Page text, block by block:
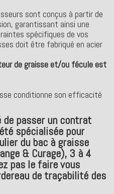
sont conçus à partir de
garantissant ainsi une
spécifiques de vos
doit être fabriqué en acier
de graisse et/ou fécule est
conditionne son efficacité
passer un contrat
spécialisée pour
du bac à graisse
& Curage), 3 à 4
pas le faire vous
de traçabilité des